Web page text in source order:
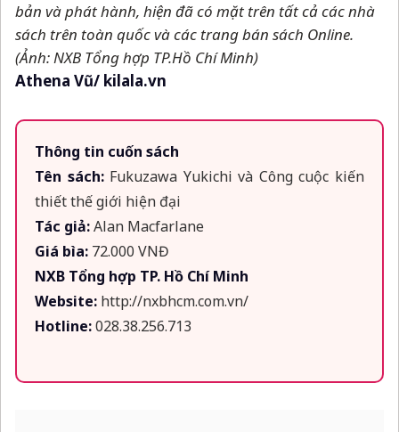
bản và phát hành, hiện đã có mặt trên tất cả các nhà
sách trên toàn quốc và các trang bán sách Online.
(Ảnh: NXB Tổng hợp TP.Hồ Chí Minh)
Athena Vũ/ kilala.vn
Thông tin cuốn sách
Tên sách: Fukuzawa Yukichi và Công cuộc kiến
thiết thế giới hiện đại
Tác giả:Alan Macfarlane
Giá bìa: 72.000 VNĐ
NXB Tổng hợp TP. Hồ Chí Minh
Website: http://nxbhcm.com.vn/
Hotline:028.38.256.713